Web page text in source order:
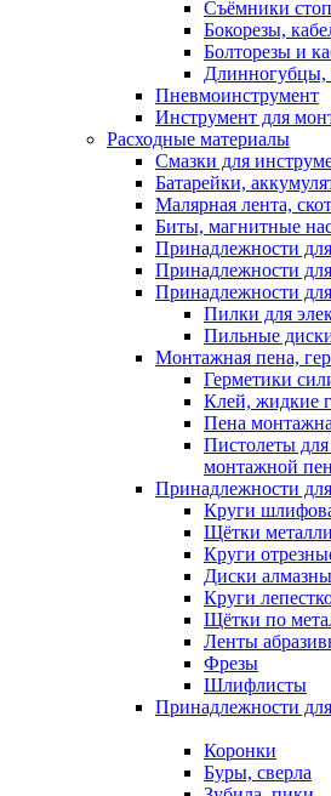
Съёмники
Бокорезы,
Болторезы и
Длинногубцы,
Пневмоинструмент
Инструмент для
Расходные материалы
Смазки для
Батарейки,
Малярная лента,
Биты, магнитные
Принадлежности
Принадлежности
Принадлежности
Пилки для
Пильные
Монтажная пена,
Герметики
Клей, жидкие
Пена
Пистолеты
монтажной
Принадлежности
Круги
Щётки
Круги
Диски
Круги
Щётки по
Ленты
Фрезы
Шлифлисты
Принадлежности
Коронки
Буры, сверла